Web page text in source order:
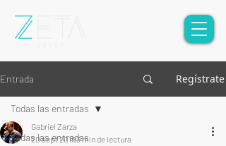
Entrada Regístrate
Todas las entradas
Todas las entradas
Gabriel Zarza
20 sept 20193 min de lectura